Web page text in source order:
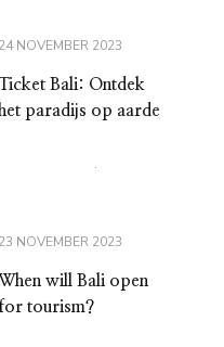
24 NOVEMBER 2023
Bali: Ontdek
het paradijs op aarde
23 NOVEMBER 2023
When will Bali open
for tourism?